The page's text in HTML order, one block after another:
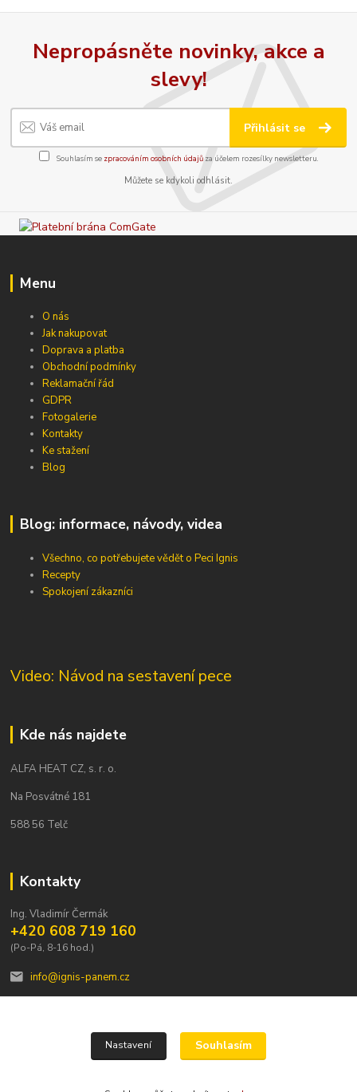
Nepropásněte novinky, akce a
slevy!
Přihlásit se
Souhlasím se zpracováním osobních údajůza účelem rozesílky newsletteru.
Můžete se kdykoli odhlásit.
Menu
O nás
Jak nakupovat
Doprava a platba
Obchodní podmínky
Reklamační řád
GDPR
Fotogalerie
Kontakty
Ke stažení
Blog
Blog: informace, návody, videa
Všechno, co potřebujete vědět o Peci Ignis
Recepty
Spokojení zákazníci
Video: Návod na sestavení pece
Kde nás najdete
ALFA HEAT CZ, s. r. o.
Na Posvátné 181
588 56 Telč
Kontakty
Ing. Vladimír Čermák
+420 608 719 160
(Po-Pá, 8-16 hod.)
info@ignis-panem.cz
ALFA HEAT CZ, s.r.o. 2023
Nastavení Souhlasím